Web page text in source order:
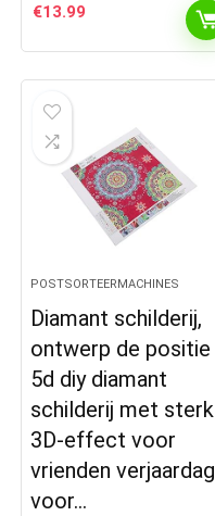
€13.99
POSTSORTEERMACHINES
Diamant schilderij,
ontwerp de positie
5d diy diamant
schilderij met sterk
3D-effect voor
vrienden verjaardag
voor…